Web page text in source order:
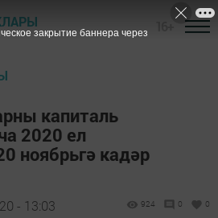
капиталь
2020 ел
ноябрьгә кадәр
- 13:03 924 0 0
закрытие баннера через